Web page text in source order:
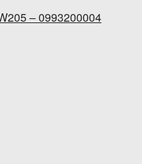
– 0993200004